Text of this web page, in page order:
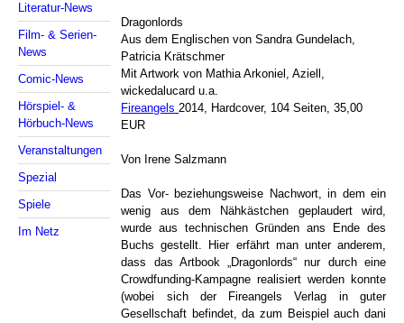
Literatur-News
Film- & Serien-
News
Comic-News
Hörspiel- &
Hörbuch-News
Veranstaltungen
Spezial
Spiele
Im Netz
Dragonlords
Aus dem Englischen von Sandra Gundelach,
Patricia Krätschmer
Mit Artwork von Mathia Arkoniel, Aziell,
wickedalucard u.a.
Fireangels 2014, Hardcover, 104 Seiten, 35,00
EUR
Von Irene Salzmann
Das Vor- beziehungsweise Nachwort, in dem ein
wenig aus dem Nähkästchen geplaudert wird,
wurde aus technischen Gründen ans Ende des
Buchs gestellt. Hier erfährt man unter anderem,
dass das Artbook „Dragonlords“ nur durch eine
Crowdfunding-Kampagne realisiert werden konnte
(wobei sich der Fireangels Verlag in guter
Gesellschaft befindet, da zum Beispiel auch dani